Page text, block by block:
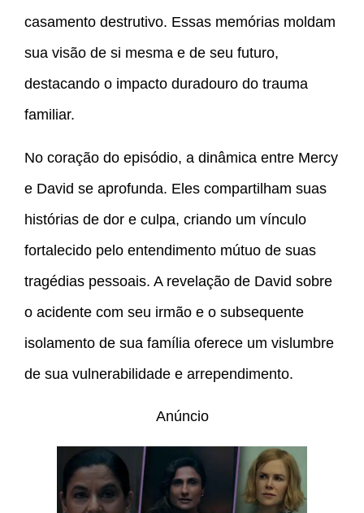
casamento destrutivo. Essas memórias moldam
sua visão de si mesma e de seu futuro,
destacando o impacto duradouro do trauma
familiar.
No coração do episódio, a dinâmica entre Mercy
e David se aprofunda. Eles compartilham suas
histórias de dor e culpa, criando um vínculo
fortalecido pelo entendimento mútuo de suas
tragédias pessoais. A revelação de David sobre
o acidente com seu irmão e o subsequente
isolamento de sua família oferece um vislumbre
de sua vulnerabilidade e arrependimento.
Anúncio